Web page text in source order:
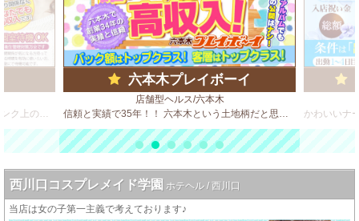
☆高収入確実！＝ＳＭクラブです♪ワンランク上の生活をお約束！！☆まじめにしっかり稼ぎたい！そんな貴女のお店です。
六本木プレイボーイ
店舗型ヘルス/六本木
信頼と実績で35年！！ 六本木という土地柄だと思いますが、客質が良いのが自慢のひとつです。 決してハードサービスは求めません！
西川口コスプレメイド学園 ホテヘル / 西川口
当店は女の子第一主義で考えております♪